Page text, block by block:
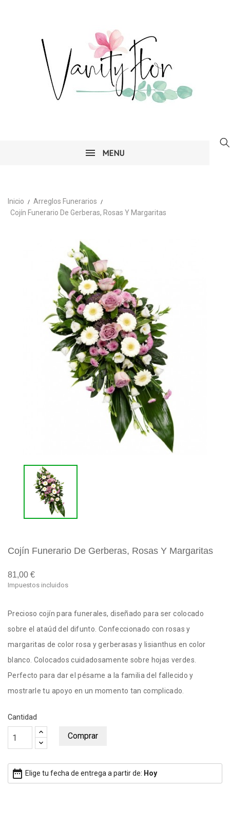
MENU
Inicio
Arreglos Funerarios
Cojín Funerario De Gerberas, Rosas Y Margaritas
Cojín Funerario De Gerberas, Rosas Y Margaritas
81,00 €
Impuestos incluidos
Precioso cojín para funerales, diseñado para ser colocado
sobre el ataúd del difunto. Confeccionado con rosas y
margaritas de color rosa y gerberasas y lisianthus en color
blanco. Colocados cuidadosamente sobre hojas verdes.
Perfecto para dar el pésame a la familia del fallecido y
mostrarle tu apoyo en un momento tan complicado.
Cantidad
Comprar
date_range Elige tu fecha de entrega a partir de: Hoy